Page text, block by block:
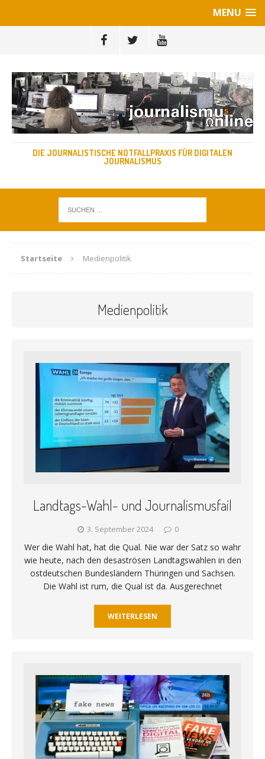
MENU
DIE JOURNALISTISCHE NOTFALLPRAXIS FÜR DIGITALEN
JOURNALISMUS
Startseite Medienpolitik
Medienpolitik
Landtags-Wahl- und Journalismusfail
3. September 2024 0
Wer die Wahl hat, hat die Qual. Nie war der Satz so wahr
wie heute, nach den desaströsen Landtagswahlen in den
ostdeutschen Bundesländern Thüringen und Sachsen.
Die Wahl ist rum, die Qual ist da. Ausgerechnet
WEITERLESEN